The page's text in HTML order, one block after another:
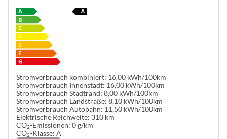
Stromverbrauch kombiniert: 16,00 kWh/100km
Stromverbrauch Innenstadt: 16,00 kWh/100km
Stromverbrauch Stadtrand: 8,00 kWh/100km
Stromverbrauch Landstraße: 8,10 kWh/100km
Stromverbrauch Autobahn: 11,50 kWh/100km
Elektrische Reichweite: 310 km
CO2-Emissionen: 0 g/km
CO2-Klasse: A